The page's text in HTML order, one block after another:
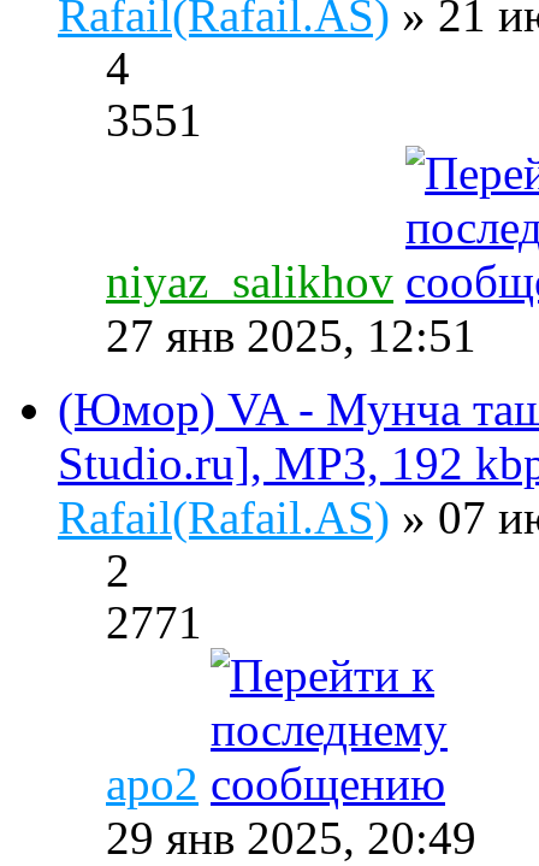
Rafail(Rafail.AS) » 21
4
3551
niyaz_salikhov
27 янв 2025, 12:51
(Юмор) VA - Мунча
Studio.ru], MP3, 192
Rafail(Rafail.AS) » 07
2
2771
apo2
29 янв 2025, 20:49